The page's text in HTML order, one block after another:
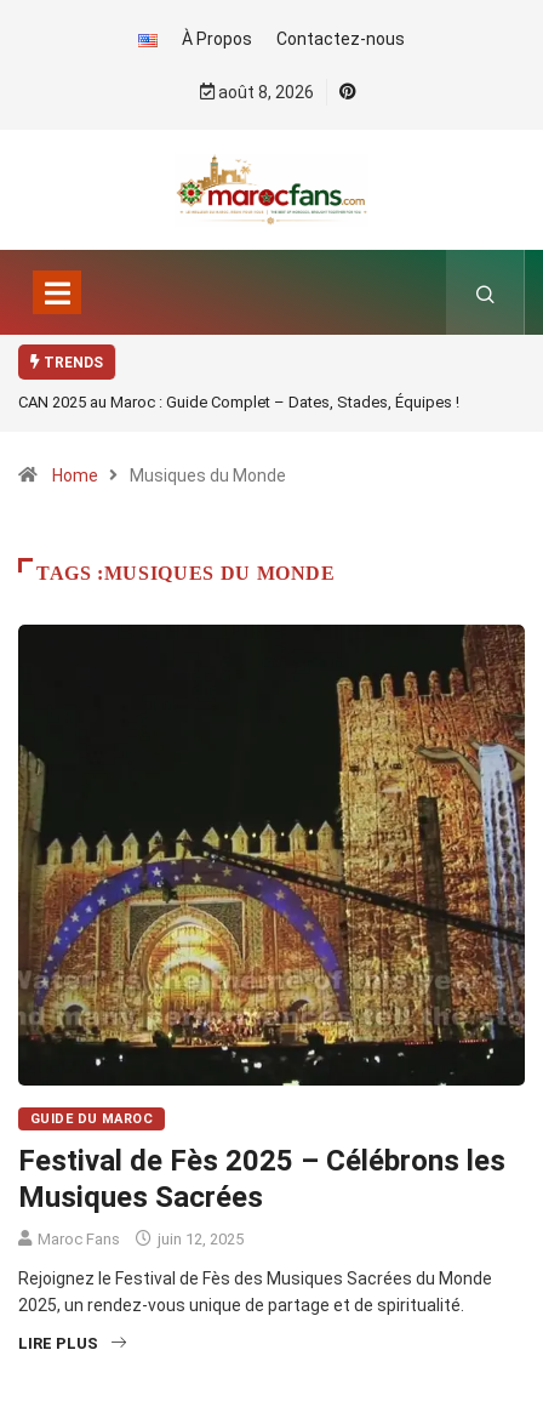
À Propos Contactez-nous
août 8, 2026
TRENDS
CAN 2025 au Maroc : Guide Complet – Dates, Stades, Équipes !
Home Musiques du Monde
TAGS :MUSIQUES DU MONDE
GUIDE DU MAROC
Festival de Fès 2025 – Célébrons les
Musiques Sacrées
Maroc Fans juin 12, 2025
Rejoignez le Festival de Fès des Musiques Sacrées du Monde
2025, un rendez-vous unique de partage et de spiritualité.
LIRE PLUS